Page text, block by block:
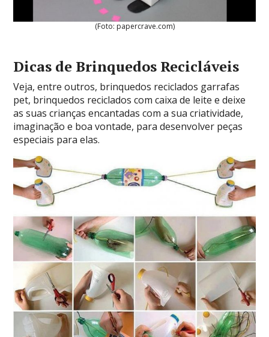
(Foto: papercrave.com)
Dicas de Brinquedos Recicláveis
Veja, entre outros, brinquedos reciclados garrafas
pet, brinquedos reciclados com caixa de leite e deixe
as suas crianças encantadas com a sua criatividade,
imaginação e boa vontade, para desenvolver peças
especiais para elas.